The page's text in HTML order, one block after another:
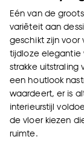
Eén van de
variëteit aan
geschikt zijn voor
tijdloze elegantie
strakke
een houtlook
waardeert, er is
interieurstijl
de vloer kiezen
ruimte.